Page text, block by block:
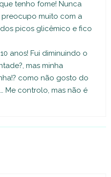
tenho fome! Nunca
preocupo muito com a
picos glicêmico e fico
anos! Fui diminuindo o
mas minha
como não gosto do
Me controlo, mas não é